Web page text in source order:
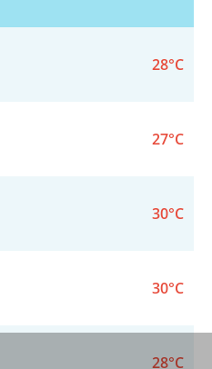
28°C
27°C
30°C
30°C
28°C